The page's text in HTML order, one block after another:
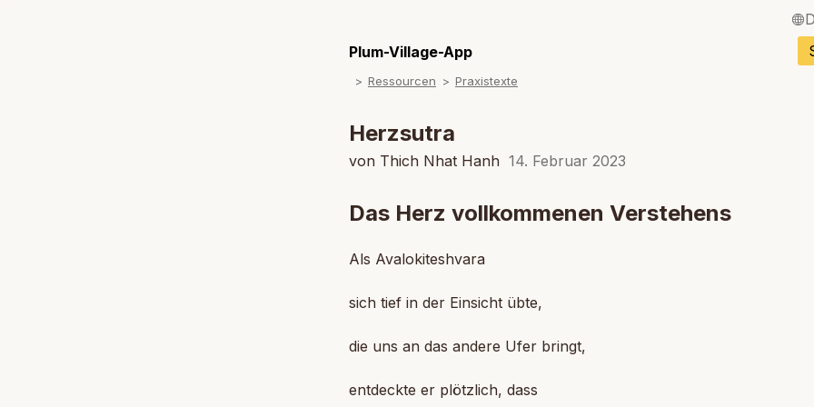
Plum-Village-App
Ressourcen Praxistexte
Herzsutra
von Thich Nhat Hanh 14. Februar 2023
Das Herz vollkommenen Verstehens
Als Avalokiteshvara
sich tief in der Einsicht übte,
die uns an das andere Ufer bringt,
entdeckte er plötzlich, dass